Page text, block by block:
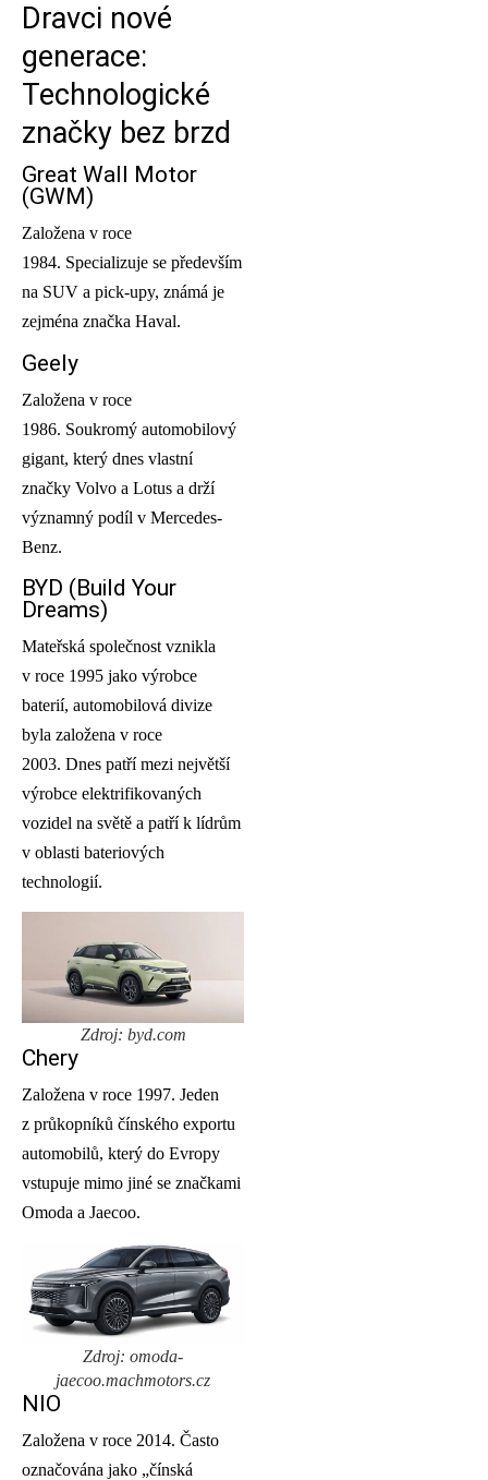
Dravci nové
generace:
Technologické
značky bez brzd
Great Wall Motor
(GWM)
Založena v roce
1984. Specializuje se především
na SUV a pick-upy, známá je
zejména značka Haval.
Geely
Založena v roce
1986. Soukromý automobilový
gigant, který dnes vlastní
značky Volvo a Lotus a drží
významný podíl v Mercedes-
Benz.
BYD (Build Your
Dreams)
Mateřská společnost vznikla
v roce 1995 jako výrobce
baterií, automobilová divize
byla založena v roce
2003. Dnes patří mezi největší
výrobce elektrifikovaných
vozidel na světě a patří k lídrům
v oblasti bateriových
technologií.
Zdroj: byd.com
Chery
Založena v roce 1997. Jeden
z průkopníků čínského exportu
automobilů, který do Evropy
vstupuje mimo jiné se značkami
Omoda a Jaecoo.
Zdroj: omoda-
jaecoo.machmotors.cz
NIO
Založena v roce 2014. Často
označována jako „čínská